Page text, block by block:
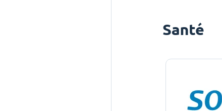
Santé